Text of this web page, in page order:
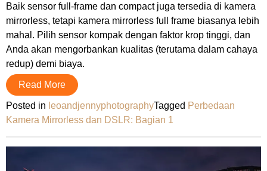
Baik sensor full-frame dan compact juga tersedia di kamera
mirrorless, tetapi kamera mirrorless full frame biasanya lebih
mahal. Pilih sensor kompak dengan faktor krop tinggi, dan
Anda akan mengorbankan kualitas (terutama dalam cahaya
redup) demi biaya.
Read More
Posted in leoandjennyphotographyTagged Perbedaan
Kamera Mirrorless dan DSLR: Bagian 1